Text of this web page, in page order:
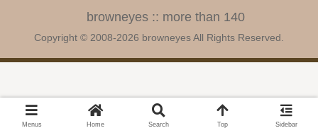
browneyes :: more than 140
Copyright © 2008-2026 browneyes All Rights Reserved.
Menus Home Search Top Sidebar